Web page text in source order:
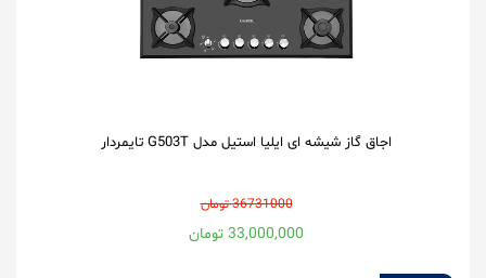
اجاق گاز شیشه ای ایلیا استیل مدل G503T تایمردار
36731000 تومان
33,000,000 تومان